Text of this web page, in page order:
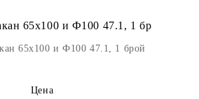
65x100 и Ф100 47.1, 1 бр
65x100 и Ф100 47.1, 1 брой
Цена